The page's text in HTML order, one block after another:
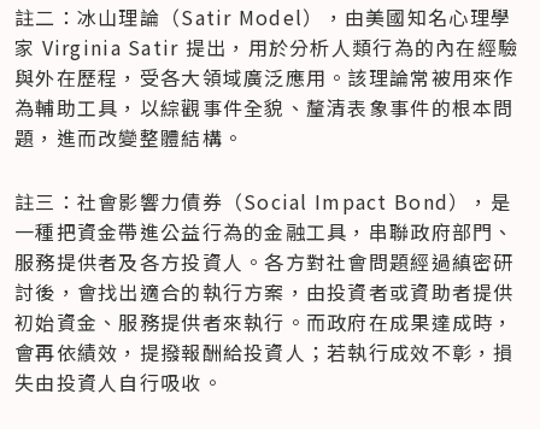
註二：冰山理論（Satir Model），由美國知名心理學
家 Virginia Satir 提出，用於分析人類行為的內在經驗
與外在歷程，受各大領域廣泛應用。該理論常被用來作
為輔助工具，以綜觀事件全貌、釐清表象事件的根本問
題，進而改變整體結構。
註三：社會影響力債券（Social Impact Bond），是
一種把資金帶進公益行為的金融工具，串聯政府部門、
服務提供者及各方投資人。各方對社會問題經過縝密研
討後，會找出適合的執行方案，由投資者或資助者提供
初始資金、服務提供者來執行。而政府在成果達成時，
會再依績效，提撥報酬給投資人；若執行成效不彰，損
失由投資人自行吸收。